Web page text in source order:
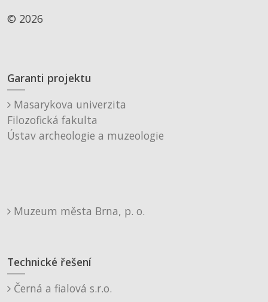
© 2026
Garanti projektu
Masarykova univerzita
Filozofická fakulta
Ústav archeologie a muzeologie
Muzeum města Brna, p. o.
Technické řešení
Černá a fialová s.r.o.